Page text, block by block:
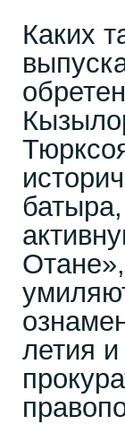
Каких
летия